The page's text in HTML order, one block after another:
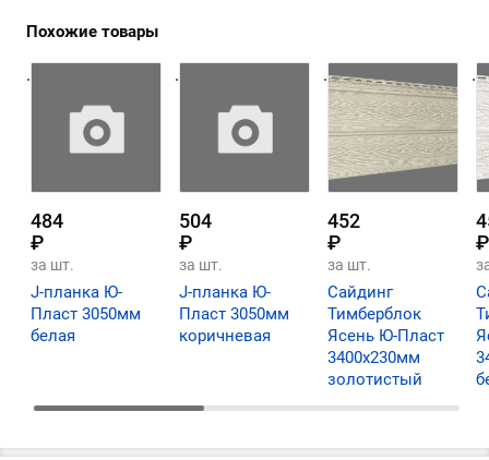
Похожие товары
.
484
₽
за шт.
J-планка Ю-
Пласт 3050мм
белая
.
504
₽
за шт.
J-планка Ю-
Пласт 3050мм
коричневая
.
452
₽
за шт.
Сайдинг
Тимберблок
Ясень Ю-Пласт
3400х230мм
золотистый
.
₽